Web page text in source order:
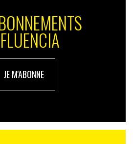
JE M'ABONNE